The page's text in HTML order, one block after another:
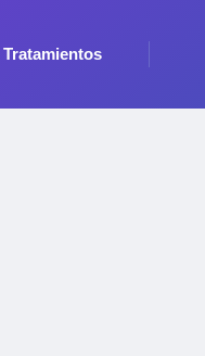
Tratamientos